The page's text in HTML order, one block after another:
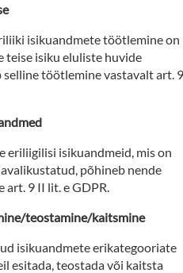
isikuandmete töötlemine on
teise isiku eluliste huvide
selline töötlemine vastavalt art. 9
eriliigilisi isikuandmeid, mis on
põhineb nende
9 II lit. e GDPR.
teostamine/kaitsmine
isikuandmete erikategooriate
esitada, teostada või kaitsta